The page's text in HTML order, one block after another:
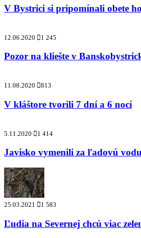
V Bystrici si pripomínali obete
12.06.2020 1 245
Pozor na kliešte v
11.08.2020 813
V kláštore tvorili 7 dní a 6 nocí
5.11.2020 1 414
Javisko vymenili za ľadovú vodu
25.03.2021 1 583
Ľudia na Severnej chcú viac